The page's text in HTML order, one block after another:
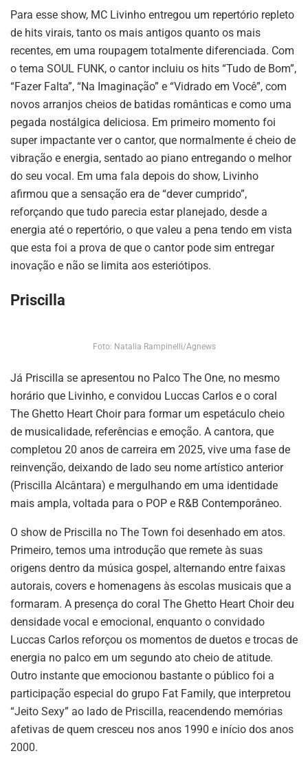
Para esse show, MC Livinho entregou um repertório repleto
de hits virais, tanto os mais antigos quanto os mais
recentes, em uma roupagem totalmente diferenciada. Com
o tema SOUL FUNK, o cantor incluiu os hits “Tudo de Bom”,
“Fazer Falta”, “Na Imaginação” e “Vidrado em Você”, com
novos arranjos cheios de batidas românticas e como uma
pegada nostálgica deliciosa. Em primeiro momento foi
super impactante ver o cantor, que normalmente é cheio de
vibração e energia, sentado ao piano entregando o melhor
do seu vocal. Em uma fala depois do show, Livinho
afirmou que a sensação era de “dever cumprido”,
reforçando que tudo parecia estar planejado, desde a
energia até o repertório, o que valeu a pena tendo em vista
que esta foi a prova de que o cantor pode sim entregar
inovação e não se limita aos esteriótipos.
Priscilla
Foto: Natalia Rampinelli/Agnews
Já Priscilla se apresentou no Palco The One, no mesmo
horário que Livinho, e convidou Luccas Carlos e o coral
The Ghetto Heart Choir para formar um espetáculo cheio
de musicalidade, referências e emoção. A cantora, que
completou 20 anos de carreira em 2025, vive uma fase de
reinvenção, deixando de lado seu nome artístico anterior
(Priscilla Alcântara) e mergulhando em uma identidade
mais ampla, voltada para o POP e R&B Contemporâneo.
O show de Priscilla no The Town foi desenhado em atos.
Primeiro, temos uma introdução que remete às suas
origens dentro da música gospel, alternando entre faixas
autorais, covers e homenagens às escolas musicais que a
formaram. A presença do coral The Ghetto Heart Choir deu
densidade vocal e emocional, enquanto o convidado
Luccas Carlos reforçou os momentos de duetos e trocas de
energia no palco em um segundo ato cheio de atitude.
Outro instante que emocionou bastante o público foi a
participação especial do grupo Fat Family, que interpretou
“Jeito Sexy” ao lado de Priscilla, reacendendo memórias
afetivas de quem cresceu nos anos 1990 e início dos anos
2000.